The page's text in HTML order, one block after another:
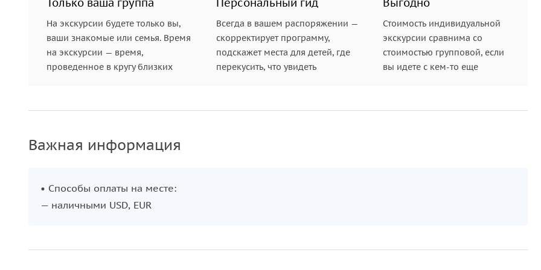
На экскурсии будете только вы,
ваши знакомые или семья. Время
на экскурсии — время,
проведенное в кругу близких
Всегда в вашем распоряжении —
скорректирует программу,
подскажет места для детей, где
перекусить, что увидеть
Стоимость индивидуальной
экскурсии сравнима со
стоимостью групповой, если
вы идете с кем-то еще
Важная информация
• Способы оплаты на месте:
— наличными USD, EUR